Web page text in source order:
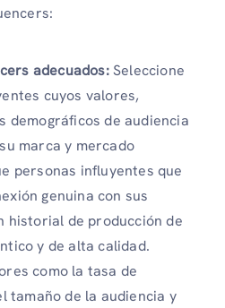
adecuados:Seleccione
cuyos valores,
demográficos de audiencia
marca y mercado
personas influyentes que
genuina con sus
historial de producción de
y de alta calidad.
como la tasa de
tamaño de la audiencia y